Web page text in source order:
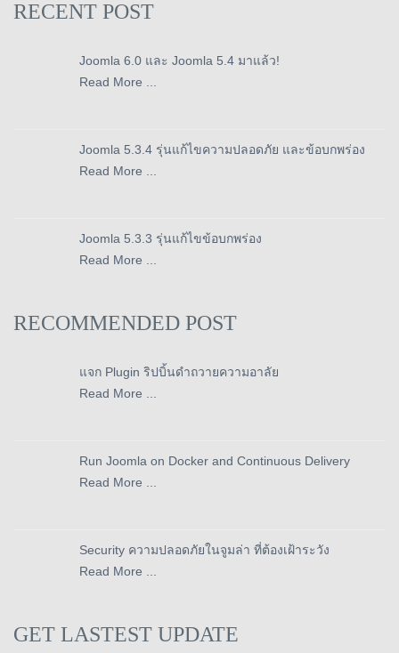
RECENT POST
Joomla 6.0 และ Joomla 5.4 มาแล้ว!
Read More ...
Joomla 5.3.4 รุ่นแก้ไขความปลอดภัย และข้อบกพร่อง
Read More ...
Joomla 5.3.3 รุ่นแก้ไขข้อบกพร่อง
Read More ...
RECOMMENDED POST
แจก Plugin ริปบิ้นดำถวายความอาลัย
Read More ...
Run Joomla on Docker and Continuous Delivery
Read More ...
Security ความปลอดภัยในจูมล่า ที่ต้องเฝ้าระวัง
Read More ...
GET LASTEST UPDATE